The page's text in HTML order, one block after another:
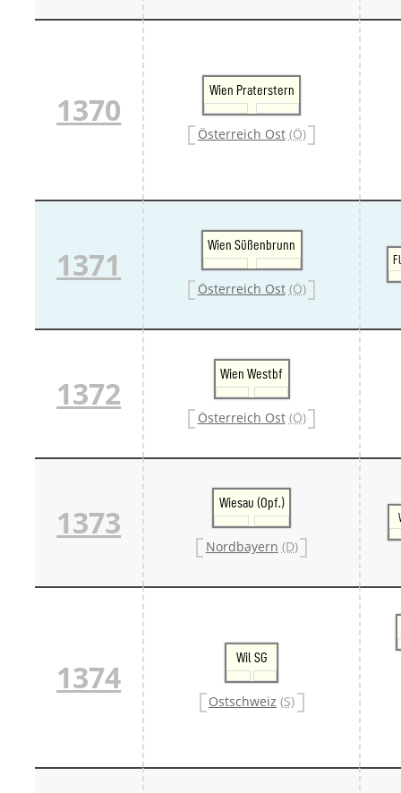
1370
Wien Praterstern
Österreich Ost (Ö)
1371
Wien Süßenbrunn
Österreich Ost (Ö)
1372
Wien Westbf
Österreich Ost (Ö)
1373
Wiesau (Opf.)
Nordbayern (D)
1374
Wil SG
Ostschweiz (S)